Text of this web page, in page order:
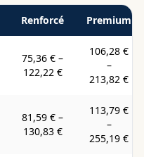
Renforcé Premium
75,36 € –
122,22 €
106,28 €
–
213,82 €
81,59 € –
130,83 €
113,79 €
–
255,19 €